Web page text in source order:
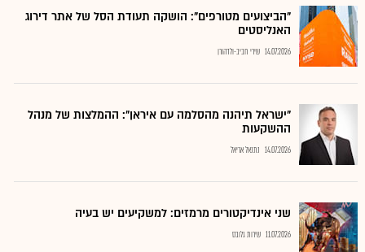
"הביצועים מטורפים": הושקה תעודת הסל של אתר דירוג
האנליסטים
14.07.2026 שירי חביב-ולדהורן
"ישראל תיהנה מהסלמה עם איראן": ההמלצות של מנהל
ההשקעות
14.07.2026 נתנאל אריאל
שני אינדיקטורים מרמזים: למשקיעים יש בעיה
11.07.2026 שירות גלובס